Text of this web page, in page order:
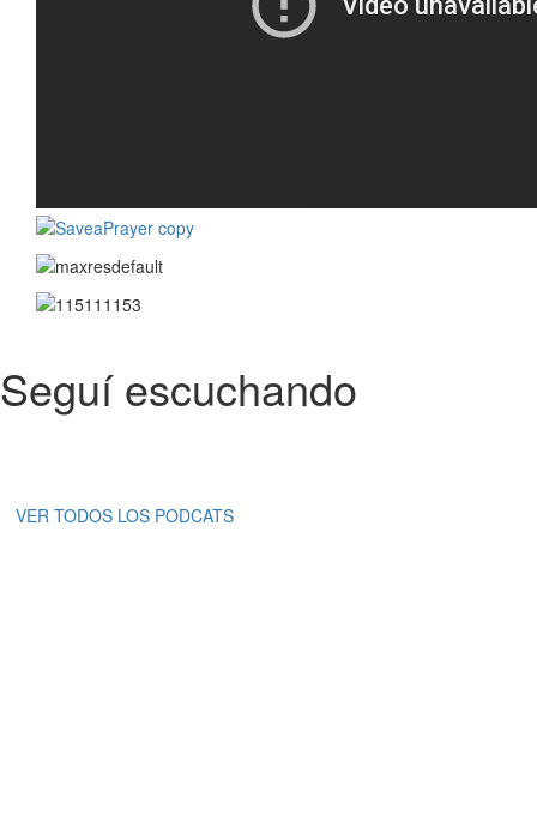
Seguí escuchando
VER TODOS LOS PODCATS